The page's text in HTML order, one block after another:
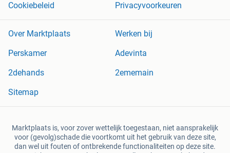
Cookiebeleid
Privacyvoorkeuren
Over Marktplaats
Werken bij
Perskamer
Adevinta
2dehands
2ememain
Sitemap
Marktplaats is, voor zover wettelijk toegestaan, niet aansprakelijk
voor (gevolg)schade die voortkomt uit het gebruik van deze site,
dan wel uit fouten of ontbrekende functionaliteiten op deze site.